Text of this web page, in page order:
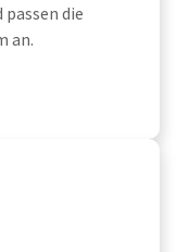
die
an.